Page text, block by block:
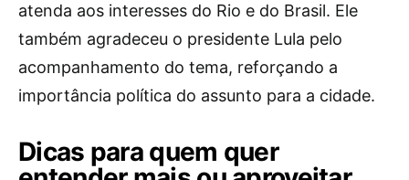
atenda aos interesses do Rio e do Brasil. Ele
também agradeceu o presidente Lula pelo
acompanhamento do tema, reforçando a
importância política do assunto para a cidade.
Dicas para quem quer